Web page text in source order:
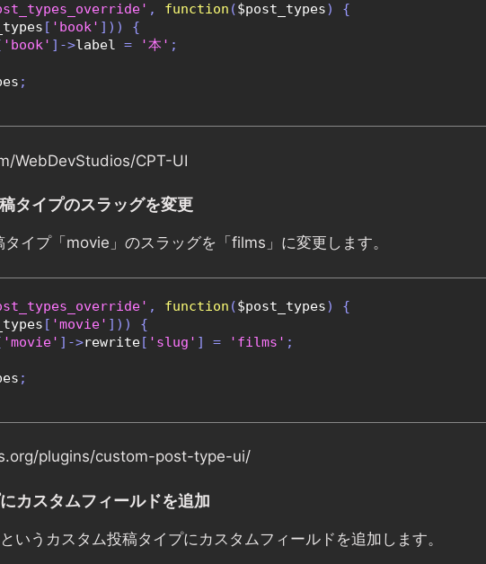
, function ($post_types)
{
[ 'book' ]))
{
'book' ]->label = '本' ;
;
WebDevStudios/CPT-UI
タイプのスラッグを変更
イプ「movie」のスラッグを「films」に変更します。
, function ($post_types)
{
[ 'movie' ]))
{
'movie' ]->rewrite[ 'slug' ] = 'films' ;
;
plugins/custom-post-type-ui/
カスタムフィールドを追加
いうカスタム投稿タイプにカスタムフィールドを追加します。